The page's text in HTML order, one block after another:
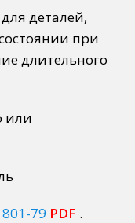
деталей,
при
длительного
или
79 PDF .